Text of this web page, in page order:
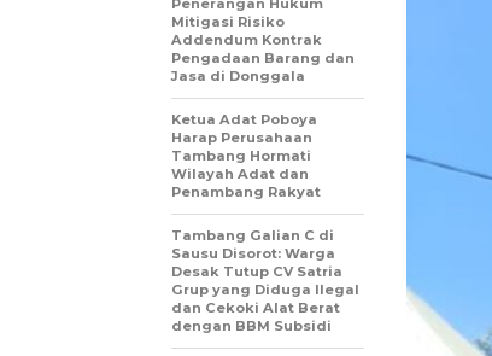
Mitigasi Risiko
Addendum Kontrak
Pengadaan Barang dan
Jasa di Donggala
Ketua Adat Poboya
Harap Perusahaan
Tambang Hormati
Wilayah Adat dan
Penambang Rakyat
Tambang Galian C di
Sausu Disorot: Warga
Desak Tutup CV Satria
Grup yang Diduga Ilegal
dan Cekoki Alat Berat
dengan BBM Subsidi